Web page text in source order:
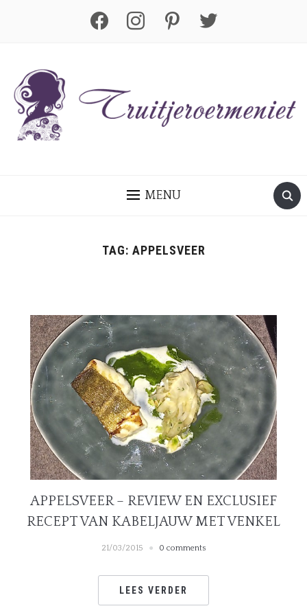
facebook instagram pinterest twitter
MENU
TAG: APPELSVEER
APPELSVEER – REVIEW EN EXCLUSIEF
RECEPT VAN KABELJAUW MET VENKEL
21/03/2015 0 comments
LEES VERDER